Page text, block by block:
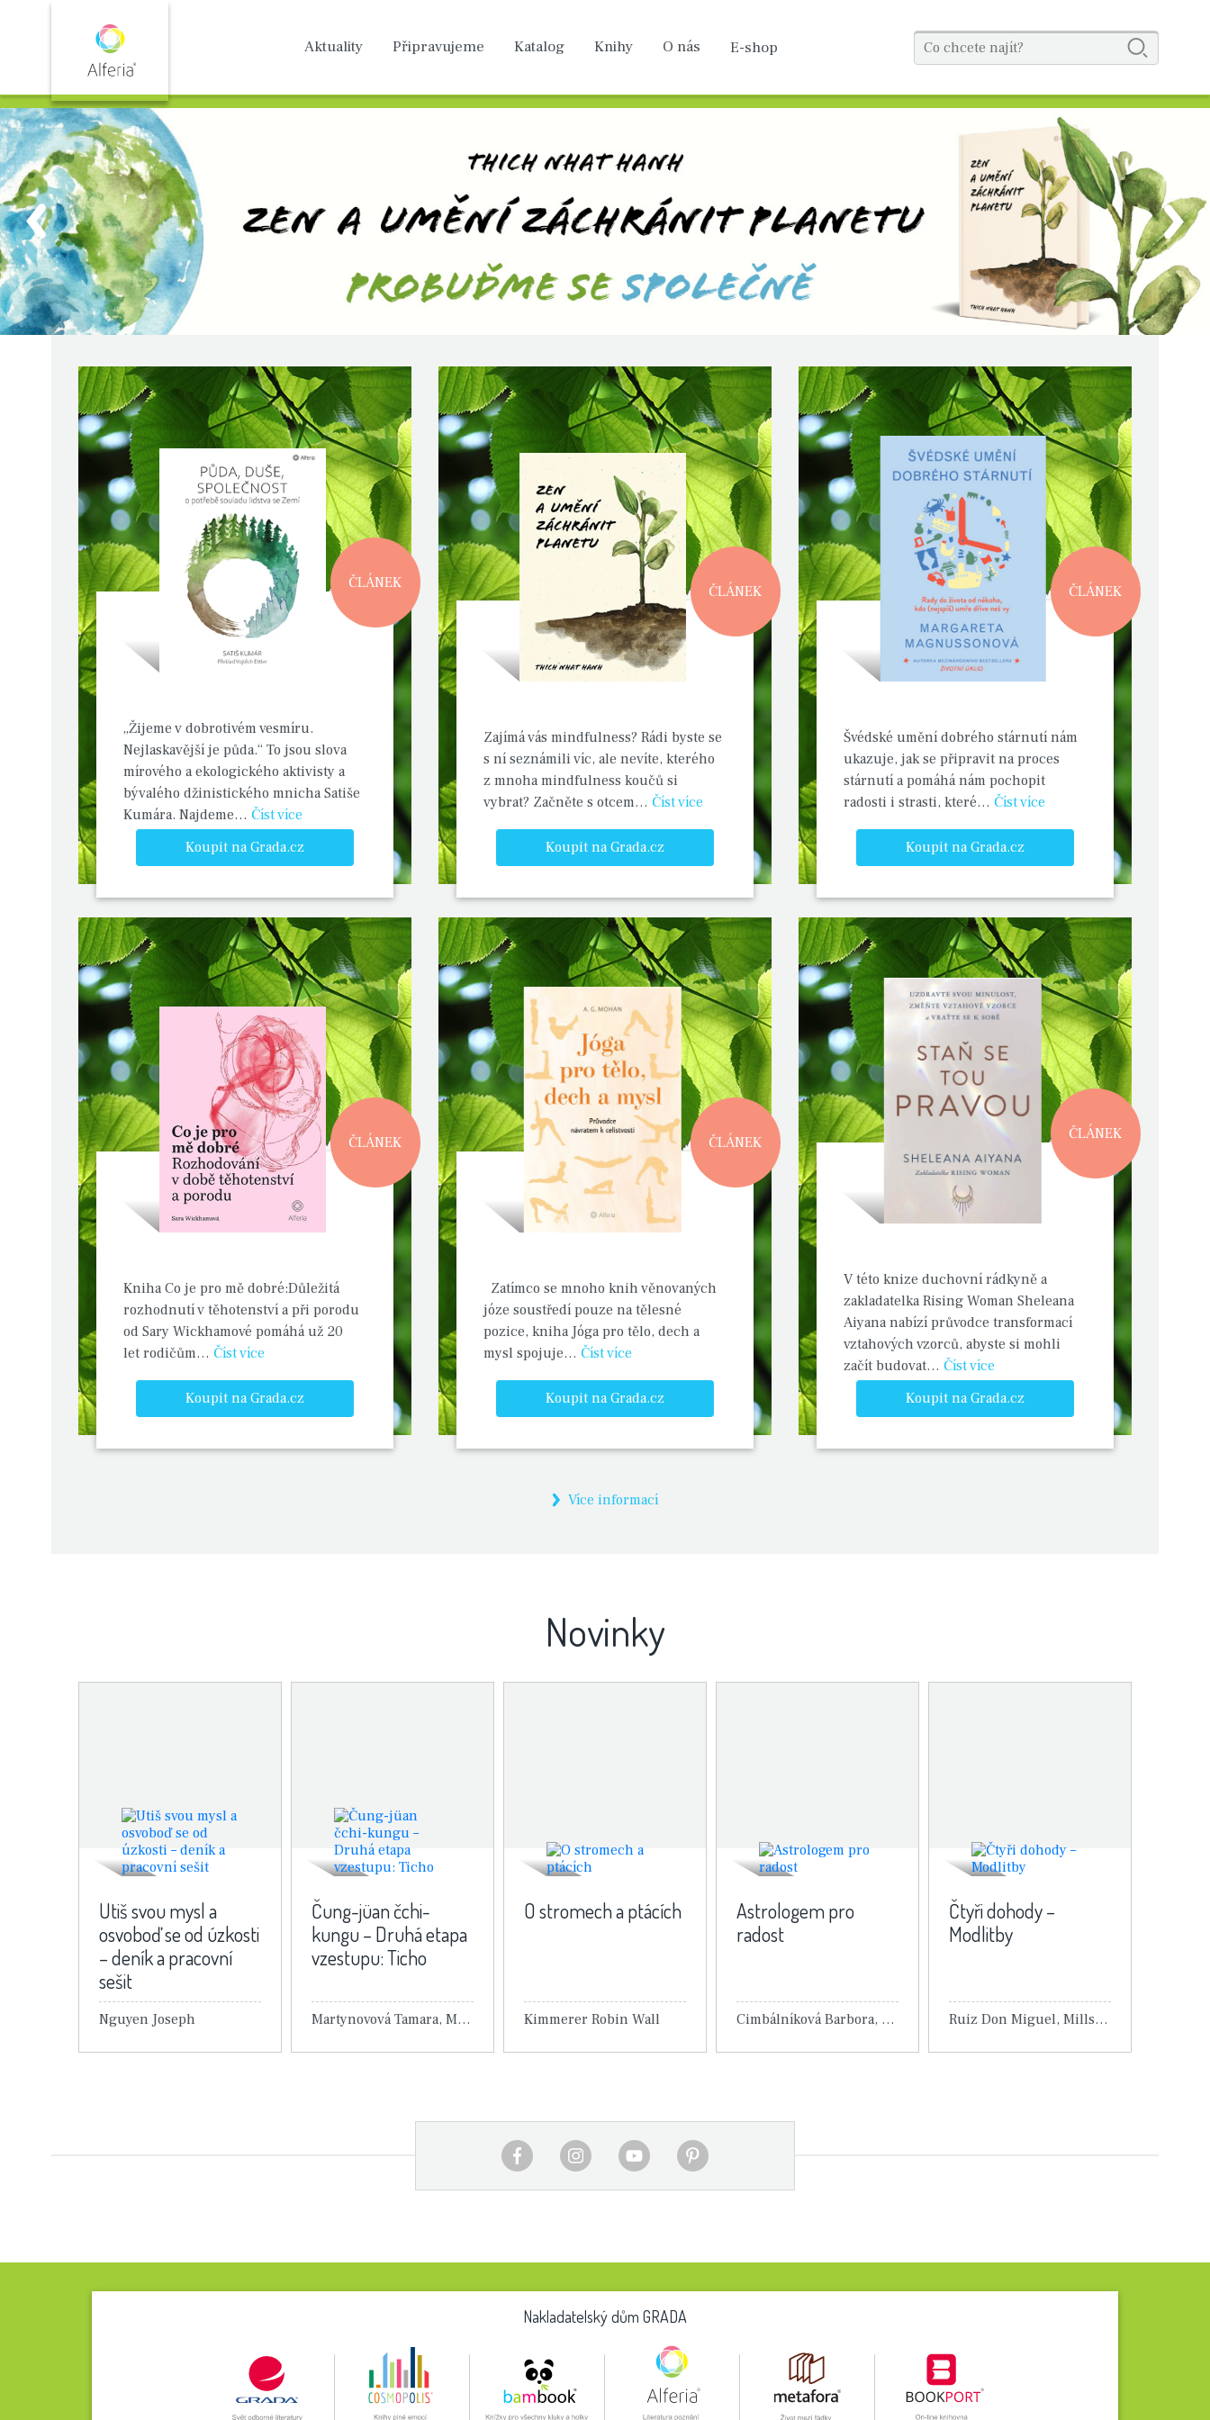
Aktuality Připravu­jeme Katalog Knihy O nás E-shop
„Žijeme v dobrotivém vesmíru.
Nejlaskavější je půda.“ To jsou slova
mírového a ekologického aktivisty a
bývalého džinistického mnicha Satiše
Kumára. Najdeme… Číst více
Koupit na Grada.cz
ČLÁNEK
Zajímá vás mindfulness? Rádi byste se
s ní seznámili víc, ale nevíte, kterého
z mnoha mindfulness koučů si
vybrat? Začněte s otcem… Číst více
Koupit na Grada.cz
ČLÁNEK
Švédské umění dobrého stárnutí nám
ukazuje, jak se připravit na proces
stárnutí a pomáhá nám pochopit
radosti i strasti, které… Číst více
Koupit na Grada.cz
ČLÁNEK
Kniha Co je pro mě dobré:Důležitá
rozhodnutí v těhotenství a při porodu
od Sary Wickhamové pomáhá už 20
let rodičům… Číst více
Koupit na Grada.cz
ČLÁNEK
Zatímco se mnoho knih věnovaných
józe soustředí pouze na tělesné
pozice, kniha Jóga pro tělo, dech a
mysl spojuje… Číst více
Koupit na Grada.cz
ČLÁNEK
V této knize duchovní rádkyně a
zakladatelka Rising Woman Sheleana
Aiyana nabízí průvodce transformací
vztahových vzorců, abyste si mohli
začít budovat… Číst více
Koupit na Grada.cz
ČLÁNEK
Více informací
Novinky
Utiš svou mysl a
osvoboď se od úzkosti
– deník a pracovní
sešit
Nguyen Joseph
Detail knihy
Čung-jüan čchi-
kungu – Druhá etapa
vzestupu: Ticho
Martynovová Tamara, Ming-tchang Sü
Detail knihy
O stromech a ptácích
Kimmerer Robin Wall
Detail knihy
Astrologem pro
radost
Cimbálníková Barbora, Kubátová Tereza
Detail knihy
Čtyři dohody –
Modlitby
Ruiz Don Miguel, Millsová Janet
Detail knihy
Nakladatelský dům GRADA